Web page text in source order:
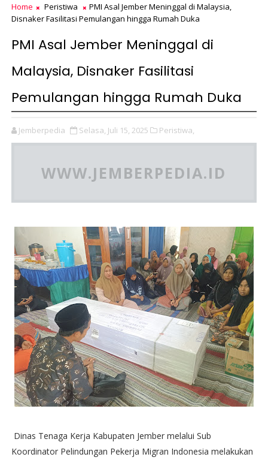
Home Peristiwa
PMI Asal Jember Meninggal di Malaysia,
Disnaker Fasilitasi Pemulangan hingga Rumah Duka
PMI Asal Jember Meninggal di
Malaysia, Disnaker Fasilitasi
Pemulangan hingga Rumah Duka
Jemberpedia Selasa, Juli 15, 2025 Peristiwa,
WWW.JEMBERPEDIA.ID
Dinas Tenaga Kerja Kabupaten Jember melalui Sub
Koordinator Pelindungan Pekerja Migran Indonesia melakukan